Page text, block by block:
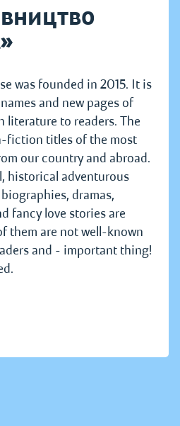
was founded in 2015. It is
and new pages of
literature to readers. The
fiction titles of the most
our country and abroad.
historical adventurous
dramas,
fancy love stories are
them are not well-known
and - important thing!